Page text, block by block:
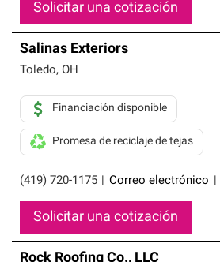
Solicitar una cotización
Salinas Exteriors
Toledo, OH
(419) 720-1175 Correo electrónico
Financiación disponible
Promesa de reciclaje de tejas
Solicitar una cotización
Rock Roofing Co., LLC